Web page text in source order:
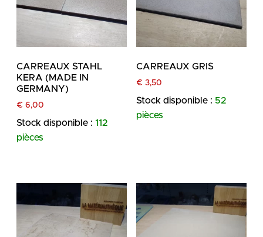
CARREAUX STAHL
KERA (MADE IN
GERMANY)
€ 6,00
Stock disponible : 112
pièces
CARREAUX GRIS
€ 3,50
Stock disponible : 52
pièces